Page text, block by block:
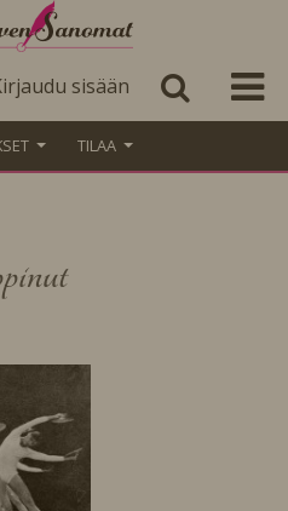
sisään
TILAA